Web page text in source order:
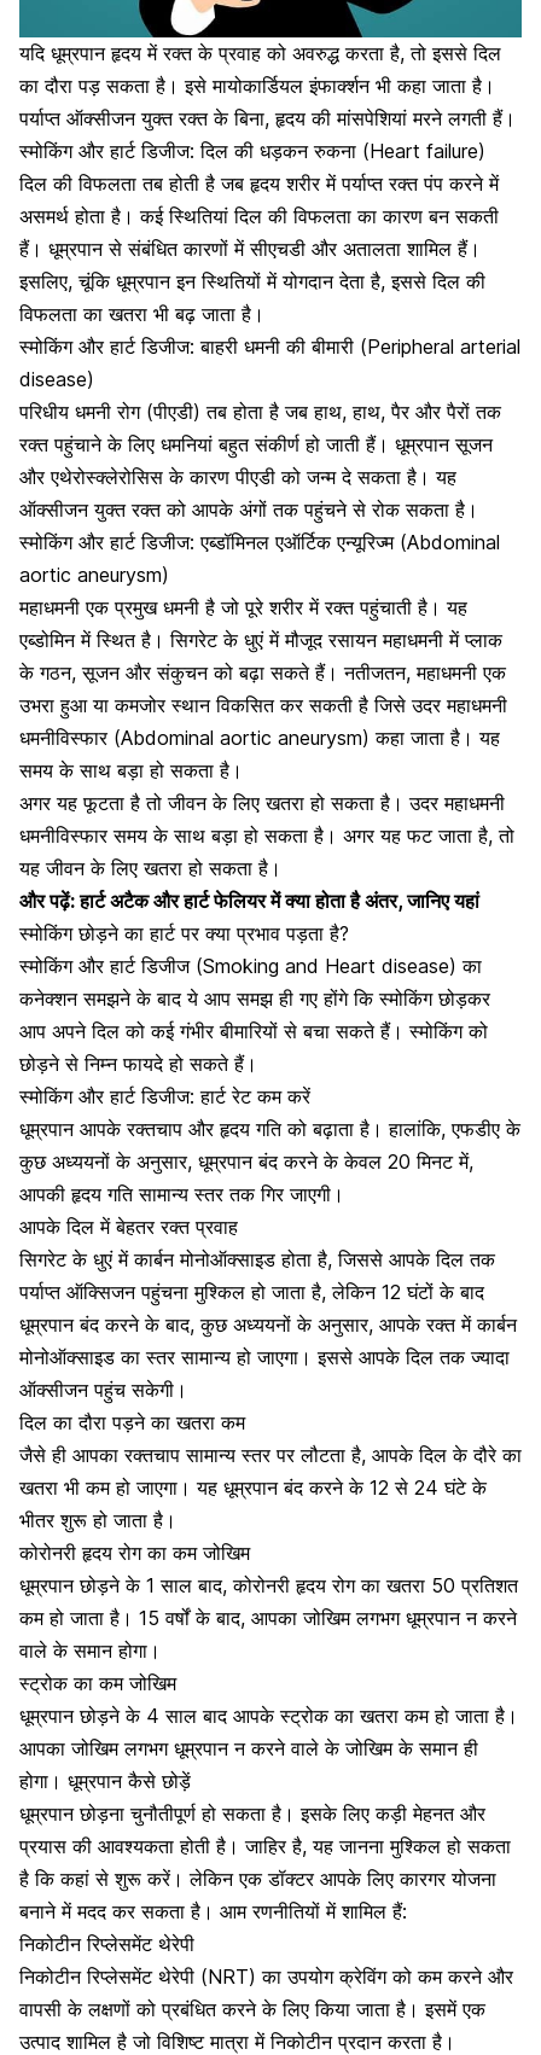
यदि धूम्रपान हृदय में रक्त के प्रवाह को अवरुद्ध करता है, तोइससे दिल
का दौरा पड़ सकता है । इसे मायोकार्डियल इंफार्क्शन भी कहा जाता है।
पर्याप्त ऑक्सीजन युक्त रक्त के बिना, हृदय की मांसपेशियां मरने लगती हैं।
स्मोकिंग और हार्ट डिजीज: दिल की धड़कन रुकना (Heart failure)
दिल की विफलता तब होती है जब हृदय शरीर में पर्याप्त रक्त पंप करने में
असमर्थ होता है। कई स्थितियां दिल की विफलता का कारण बन सकती
हैं। धूम्रपान से संबंधित कारणों में सीएचडी और अतालता शामिल हैं।
इसलिए, चूंकि धूम्रपान इन स्थितियों में योगदान देता है, इससे दिल की
विफलता का खतरा भी बढ़ जाता है।
स्मोकिंग और हार्ट डिजीज: बाहरी धमनी की बीमारी (Peripheral arterial
disease)
परिधीय धमनी रोग (पीएडी) तब होता है जब हाथ, हाथ, पैर और पैरों तक
रक्त पहुंचाने के लिए धमनियां बहुत संकीर्ण हो जाती हैं। धूम्रपान सूजन
और एथेरोस्क्लेरोसिस के कारण पीएडी को जन्म दे सकता है। यह
ऑक्सीजन युक्त रक्त को आपके अंगों तक पहुंचने से रोक सकता है।
स्मोकिंग और हार्ट डिजीज: एब्डॉमिनल एऑर्टिक एन्यूरिज्म (Abdominal
aortic aneurysm)
महाधमनी एक प्रमुख धमनी है जो पूरे शरीर में रक्त पहुंचाती है। यह
एब्डोमिन में स्थित है। सिगरेट के धुएं में मौजूद रसायन महाधमनी में प्लाक
के गठन, सूजन और संकुचन को बढ़ा सकते हैं। नतीजतन, महाधमनी एक
उभरा हुआ या कमजोर स्थान विकसित कर सकती है जिसे उदर महाधमनी
धमनीविस्फार (Abdominal aortic aneurysm) कहा जाता है। यह
समय के साथ बड़ा हो सकता है।
अगर यह फूटता है तो जीवन के लिए खतरा हो सकता है। उदर महाधमनी
धमनीविस्फार समय के साथ बड़ा हो सकता है। अगर यह फट जाता है, तो
यह जीवन के लिए खतरा हो सकता है।
और पढ़ें:हार्ट अटैक और हार्ट फेलियर में क्या होता है अंतर, जानिए यहां
स्मोकिंग छोड़ने का हार्ट पर क्या प्रभाव पड़ता है?
स्मोकिंग और हार्ट डिजीज (Smoking and Heart disease) का
कनेक्शन समझने के बाद ये आप समझ ही गए होंगे कि स्मोकिंग छोड़कर
आप अपने दिल को कई गंभीर बीमारियों से बचा सकते हैं। स्मोकिंग को
छोड़ने से निम्न फायदे हो सकते हैं।
स्मोकिंग और हार्ट डिजीज: हार्ट रेट कम करें
धूम्रपान आपके रक्तचाप और हृदय गति को बढ़ाता है। हालांकि, एफडीए के
कुछ अध्ययनों के अनुसार, धूम्रपान बंद करने के केवल 20 मिनट में,
आपकी हृदय गति सामान्य स्तर तक गिर जाएगी।
आपके दिल में बेहतर रक्त प्रवाह
सिगरेट के धुएं में कार्बन मोनोऑक्साइड होता है, जिससे आपके दिल तक
पर्याप्त ऑक्सिजन पहुंचना मुश्किल हो जाता है, लेकिन 12 घंटों के बाद
धूम्रपान बंद करने के बाद, कुछ अध्ययनों के अनुसार, आपके रक्त में कार्बन
मोनोऑक्साइड का स्तर सामान्य हो जाएगा। इससे आपके दिल तक ज्यादा
ऑक्सीजन पहुंच सकेगी।
दिल का दौरा पड़ने का खतरा कम
जैसे ही आपका रक्तचाप सामान्य स्तर पर लौटता है, आपके दिल के दौरे का
खतरा भी कम हो जाएगा। यह धूम्रपान बंद करने के 12 से 24 घंटे के
भीतर शुरू हो जाता है।
कोरोनरी हृदय रोग का कम जोखिम
धूम्रपान छोड़ने के 1 साल बाद, कोरोनरी हृदय रोग का खतरा 50 प्रतिशत
कम हो जाता है। 15 वर्षों के बाद, आपका जोखिम लगभग धूम्रपान न करने
वाले के समान होगा।
स्ट्रोक का कम जोखिम
धूम्रपान छोड़ने के 4 साल बाद आपके स्ट्रोक का खतरा कम हो जाता है।
आपका जोखिम लगभग धूम्रपान न करने वाले के जोखिम के समान ही
होगा। धूम्रपान कैसे छोड़ें
धूम्रपान छोड़ना चुनौतीपूर्ण हो सकता है। इसके लिए कड़ी मेहनत और
प्रयास की आवश्यकता होती है। जाहिर है, यह जानना मुश्किल हो सकता
है कि कहां से शुरू करें। लेकिन एक डॉक्टर आपके लिए कारगर योजना
बनाने में मदद कर सकता है। आम रणनीतियों में शामिल हैं:
निकोटीन रिप्लेसमेंट थेरेपी
निकोटीन रिप्लेसमेंट थेरेपी (NRT) का उपयोग क्रेविंग को कम करने और
वापसी के लक्षणों को प्रबंधित करने के लिए किया जाता है। इसमें एक
उत्पाद शामिल है जो विशिष्ट मात्रा में निकोटीन प्रदान करता है।